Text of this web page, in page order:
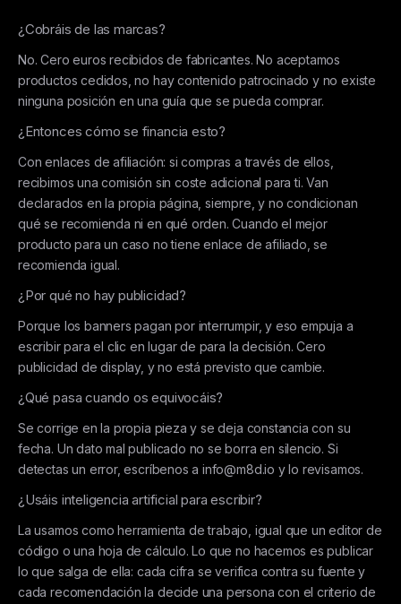
¿Cobráis de las marcas?
No. Cero euros recibidos de fabricantes. No aceptamos
productos cedidos, no hay contenido patrocinado y no existe
ninguna posición en una guía que se pueda comprar.
¿Entonces cómo se financia esto?
Con enlaces de afiliación: si compras a través de ellos,
recibimos una comisión sin coste adicional para ti. Van
declarados en la propia página, siempre, y no condicionan
qué se recomienda ni en qué orden. Cuando el mejor
producto para un caso no tiene enlace de afiliado, se
recomienda igual.
¿Por qué no hay publicidad?
Porque los banners pagan por interrumpir, y eso empuja a
escribir para el clic en lugar de para la decisión. Cero
publicidad de display, y no está previsto que cambie.
¿Qué pasa cuando os equivocáis?
Se corrige en la propia pieza y se deja constancia con su
fecha. Un dato mal publicado no se borra en silencio. Si
detectas un error, escríbenos a info@m8d.io y lo revisamos.
¿Usáis inteligencia artificial para escribir?
La usamos como herramienta de trabajo, igual que un editor de
código o una hoja de cálculo. Lo que no hacemos es publicar
lo que salga de ella: cada cifra se verifica contra su fuente y
cada recomendación la decide una persona con el criterio de